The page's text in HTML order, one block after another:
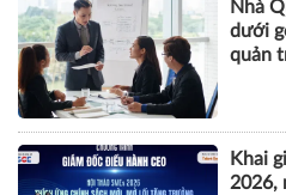
Nhà
dưới
quản
Khai
2026,